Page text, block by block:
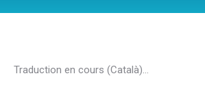
Traduction en cours (Català)…